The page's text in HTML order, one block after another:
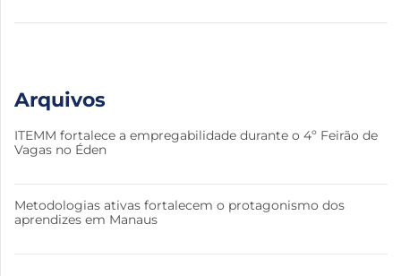
Arquivos
ITEMM fortalece a empregabilidade durante o 4º Feirão de
Vagas no Éden
Metodologias ativas fortalecem o protagonismo dos
aprendizes em Manaus